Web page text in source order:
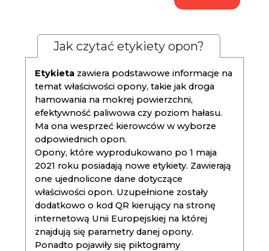
Jak czytać etykiety opon?
Etykieta zawiera podstawowe informacje na
temat właściwości opony, takie jak droga
hamowania na mokrej powierzchni,
efektywność paliwowa czy poziom hałasu.
Ma ona wesprzeć kierowców w wyborze
odpowiednich opon.
Opony, które wyprodukowano po 1 maja
2021 roku posiadają nowe etykiety. Zawierają
one ujednolicone dane dotyczące
właściwości opon. Uzupełnione zostały
dodatkowo o kod QR kierujący na stronę
internetową Unii Europejskiej na której
znajdują się parametry danej opony.
Ponadto pojawiły się piktogramy